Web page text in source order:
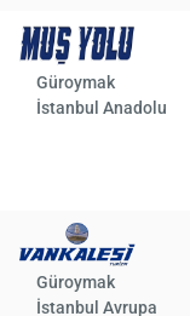
Güroymak
İstanbul Anadolu
Güroymak
İstanbul Avrupa